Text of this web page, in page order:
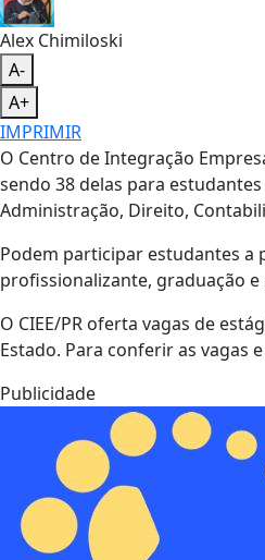
Alex Chimiloski
A-
A+
IMPRIMIR
O Centro de Integração
sendo 38 delas para
Administração, Direito,
Podem participar estudantes a
profissionalizante, graduação
O CIEE/PR oferta vagas de
Estado. Para conferir as vagas
Publicidade